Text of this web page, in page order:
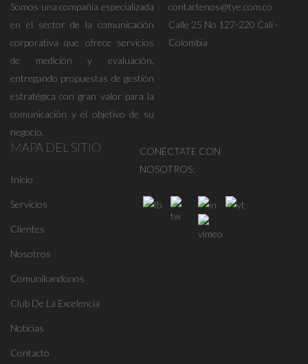
Somos una compañía especializada
en el sector de la comunicación
corporativa que ofrece servicios
de medición y evaluación,
entregando propuestas de gestión
estratégica con gran valor para la
comunicación y el objetivo de su
negocio.
contactenos@tye.com.co
Calle 25 No 127-220 Cali -
Colombia
MAPA DEL SITIO
Inicio
Servicios
Clientes
Nosotros
Comunikandonos
Club De La Excelencia
Noticias
Contacto
CONÉCTATE CON
NOSOTROS: